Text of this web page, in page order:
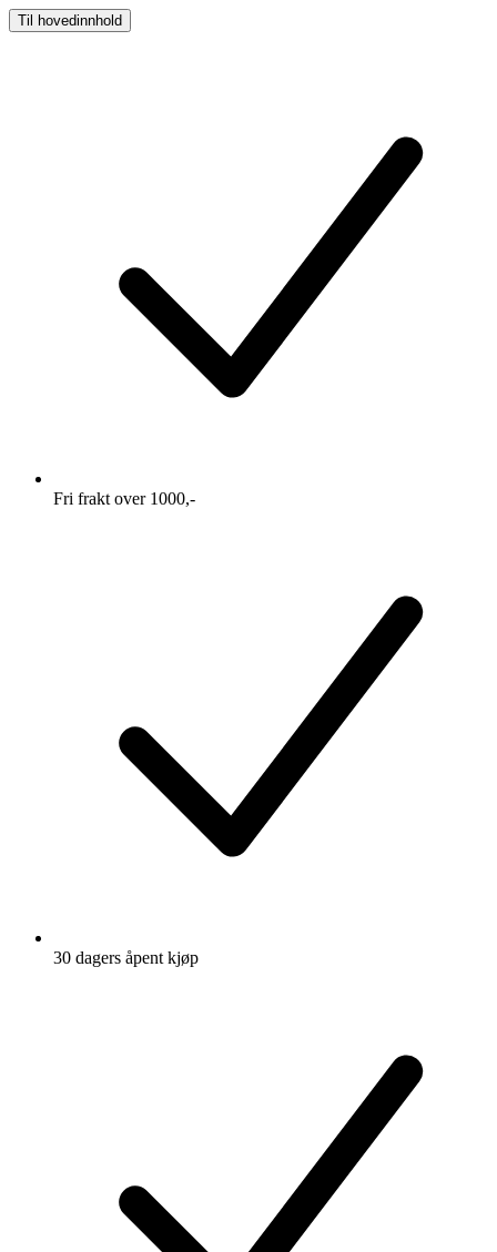
Til hovedinnhold
Fri frakt over 1000,-
30 dagers åpent kjøp